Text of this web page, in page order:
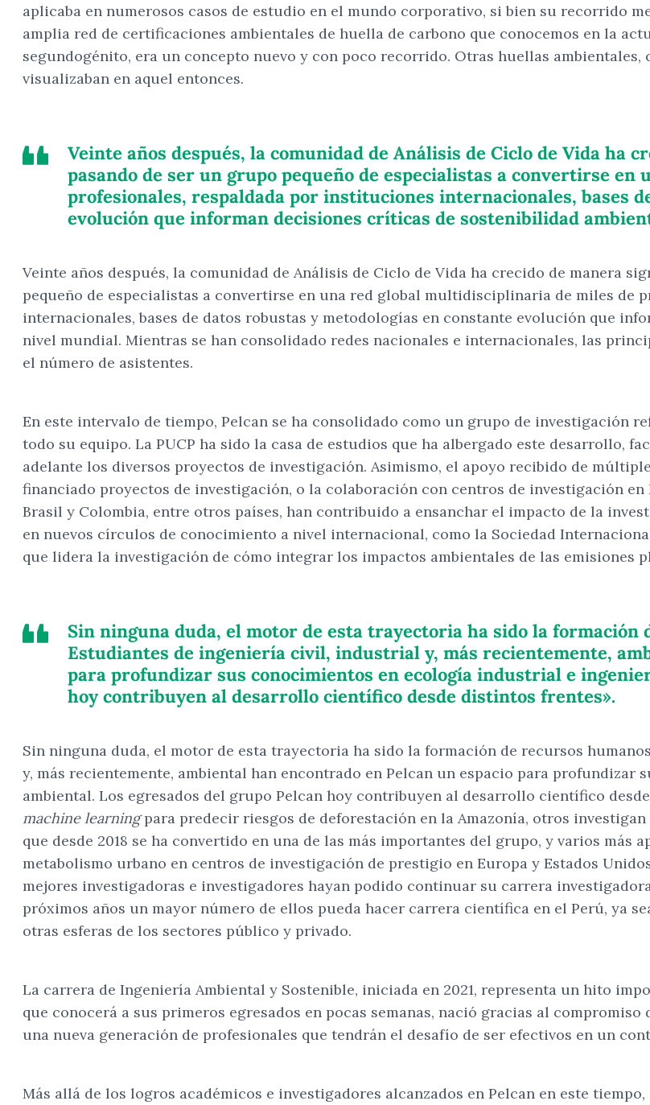
aplicaba en numerosos casos de estudio en el mundo corporativo, si bien su recorrido
amplia red de certificaciones ambientales de huella de carbono que conocemos en la
segundogénito, era un concepto nuevo y con poco recorrido. Otras huellas
visualizaban en aquel entonces.
Veinte años después, la comunidad de Análisis de Ciclo de Vida ha
pasando de ser un grupo pequeño de especialistas a convertirse
profesionales, respaldada por instituciones internacionales, bases
evolución que informan decisiones críticas de sostenibilidad
Veinte años después, la comunidad de Análisis de Ciclo de Vida ha crecido de manera
pequeño de especialistas a convertirse en una red global multidisciplinaria de miles de
internacionales, bases de datos robustas y metodologías en constante evolución que
nivel mundial. Mientras se han consolidado redes nacionales e internacionales, las
el número de asistentes.
En este intervalo de tiempo, Pelcan se ha consolidado como un grupo de investigación
todo su equipo. La PUCP ha sido la casa de estudios que ha albergado este
adelante los diversos proyectos de investigación. Asimismo, el apoyo recibido de
financiado proyectos de investigación, o la colaboración con centros de investigación en
Brasil y Colombia, entre otros países, han contribuido a ensanchar el impacto de la
en nuevos círculos de conocimiento a nivel internacional, como la Sociedad
que lidera la investigación de cómo integrar los impactos ambientales de las emisiones
Sin ninguna duda, el motor de esta trayectoria ha sido la formación
Estudiantes de ingeniería civil, industrial y, más recientemente,
para profundizar sus conocimientos en ecología industrial e
hoy contribuyen al desarrollo científico desde distintos frentes».
Sin ninguna duda, el motor de esta trayectoria ha sido la formación de recursos
y, más recientemente, ambiental han encontrado en Pelcan un espacio para
ambiental. Los egresados del grupo Pelcan hoy contribuyen al desarrollo científico
machine learningpara predecir riesgos de deforestación en la Amazonía, otros
que desde 2018 se ha convertido en una de las más importantes del grupo, y varios
metabolismo urbano en centros de investigación de prestigio en Europa y Estados
mejores investigadoras e investigadores hayan podido continuar su carrera
próximos años un mayor número de ellos pueda hacer carrera científica en el Perú, ya
otras esferas de los sectores público y privado.
La carrera de Ingeniería Ambiental y Sostenible, iniciada en 2021, representa un hito
que conocerá a sus primeros egresados en pocas semanas, nació gracias al
una nueva generación de profesionales que tendrán el desafío de ser efectivos en un
Más allá de los logros académicos e investigadores alcanzados en Pelcan en este